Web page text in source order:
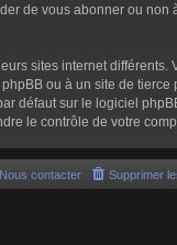
de vous abonner ou non
sites internet différents.
ou à un site de
défaut sur le logiciel
le contrôle de votre
Supprimer
Nous contacter